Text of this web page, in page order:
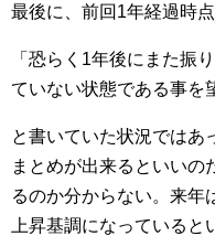
最後に、前回1年経過時
「恐らく1年後にまた振
ていない状態である事を
と書いていた状況ではあ
まとめが出来るといいの
るのか分からない。来年
上昇基調になっていると